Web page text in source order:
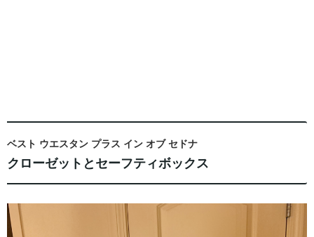
ベスト ウエスタン プラス イン オブ セドナ
クローゼットとセーフティボックス